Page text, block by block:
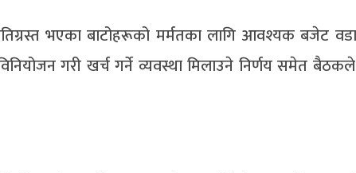
भएका बाटोहरूको मर्मतका लागि आवश्यक बजेट
गरी खर्च गर्ने व्यवस्था मिलाउने निर्णय समेत